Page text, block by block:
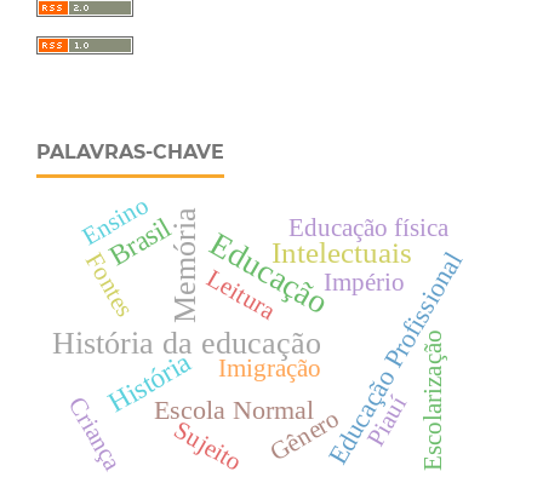
PALAVRAS-CHAVE
Educação
História da educação
Memória Intelectuais
História
Brasil
Educação Profissional
Escola Normal
Império
Gênero Escolarização
Leitura
Sujeito
Fontes
Piauí
Ensino
Imigração
Educação física
Criança